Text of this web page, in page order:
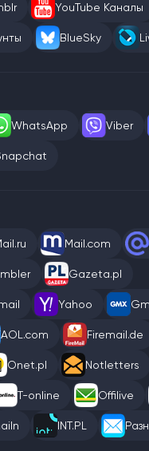
YouTube Каналы
BlueSky
WhatsApp Viber
Mail.com
Gazeta.pl
Yahoo
AOL.com Firemail.de
Onet.pl Notletters
T-online Offilive
INT.PL